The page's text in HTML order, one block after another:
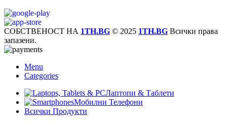
СОБСТВЕНОСТ НА 1TH.BG © 2025 1TH.BG Всички права
запазени.
Menu
Categories
Лаптопи & Таблети
Мобилни Телефони
Всички Продукти